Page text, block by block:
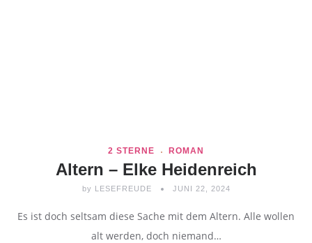
2 STERNE ROMAN
Altern – Elke Heidenreich
by LESEFREUDE JUNI 22, 2024
Es ist doch seltsam diese Sache mit dem Altern. Alle wollen
alt werden, doch niemand…